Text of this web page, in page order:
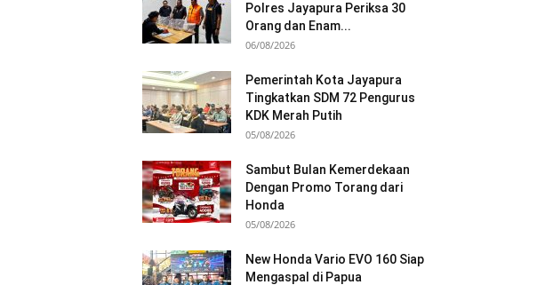
Polres Jayapura Periksa 30
Orang dan Enam...
06/08/2026
Pemerintah Kota Jayapura
Tingkatkan SDM 72 Pengurus
KDK Merah Putih
05/08/2026
Sambut Bulan Kemerdekaan
Dengan Promo Torang dari
Honda
05/08/2026
New Honda Vario EVO 160 Siap
Mengaspal di Papua